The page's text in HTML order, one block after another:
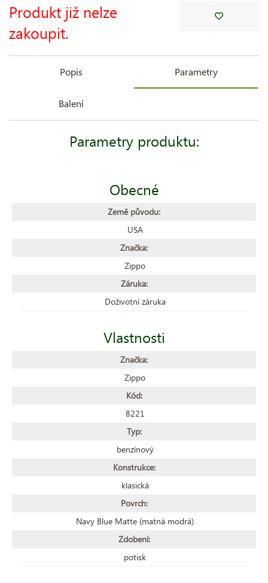
Produkt již nelze
zakoupit.
Popis Parametry
Balení
Parametry produktu:
Obecné
Země původu:
USA
Značka:
Zippo
Záruka:
Doživotní záruka
Vlastnosti
Značka:
Zippo
Kód:
8221
Typ:
benzínový
Konstrukce:
klasická
Povrch:
Navy Blue Matte (matná modrá)
Zdobení:
potisk